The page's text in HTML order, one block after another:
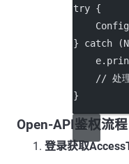
try {
} catch
    e.
// 处
}
Open-API鉴权流程
登录获取